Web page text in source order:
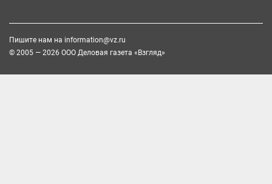
Пишите нам на information@vz.ru
© 2005 — 2026 ООО Деловая газета «Взгляд»